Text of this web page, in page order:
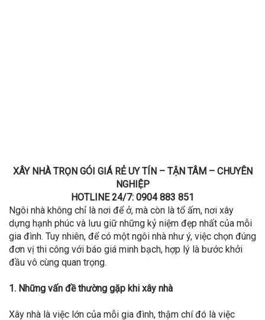
XÂY NHÀ TRỌN GÓI GIÁ RẺ UY TÍN – TẬN TÂM – CHUYÊN
NGHIỆP
HOTLINE 24/7: 0904 883 851
Ngôi nhà không chỉ là nơi để ở, mà còn là tổ ấm, nơi xây
dựng hạnh phúc và lưu giữ những kỷ niệm đẹp nhất của mỗi
gia đình. Tuy nhiên, để có một ngôi nhà như ý, việc chọn đúng
đơn vị thi công với báo giá minh bạch, hợp lý là bước khởi
đầu vô cùng quan trọng.
1. Những vấn đề thường gặp khi xây nhà
Xây nhà là việc lớn của mỗi gia đình, thậm chí đó là việc